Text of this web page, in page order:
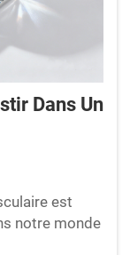
Dans Un
est
notre monde